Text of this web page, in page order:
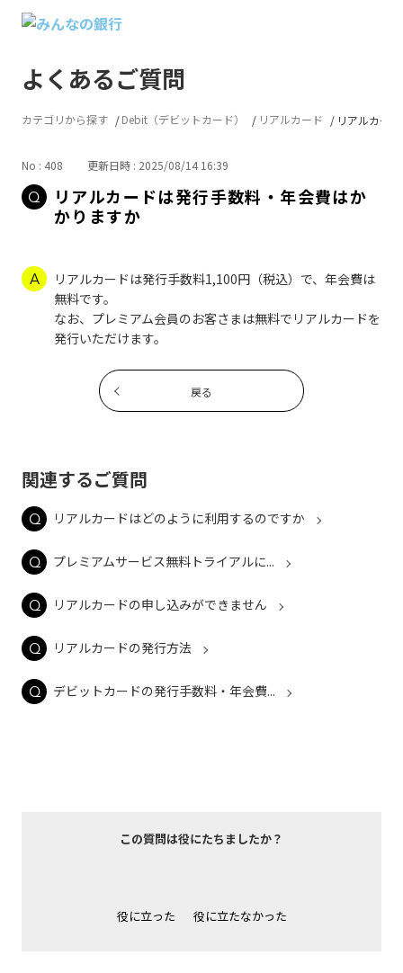
よくあるご質問
カテゴリから探す Debit（デビットカード） リアルカード リアルカー
No : 408 更新日時 : 2025/08/14 16:39
リアルカードは発行手数料・年会費はか
かりますか
リアルカードは発行手数料1,100円（税込）で、年会費は
無料です。
なお、プレミアム会員のお客さまは無料でリアルカードを
発行いただけます。
戻る
関連するご質問
リアルカードはどのように利用するのですか
プレミアムサービス無料トライアルに...
リアルカードの申し込みができません
リアルカードの発行方法
デビットカードの発行手数料・年会費...
この質問は役にたちましたか？
役に立った 役に立たなかった